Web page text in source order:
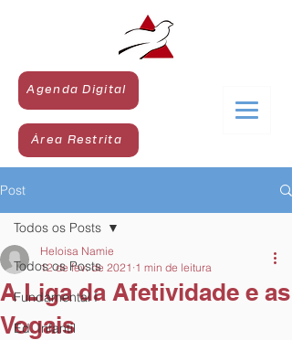
Agenda Digital
Área Restrita
Post
Todos os Posts
Fundamental I
Ed. Infantil
Todos os Posts
A Liga da Afetividade e as
Vogais
Heloisa Namie
12 de fev. de 2021 1 min de leitura